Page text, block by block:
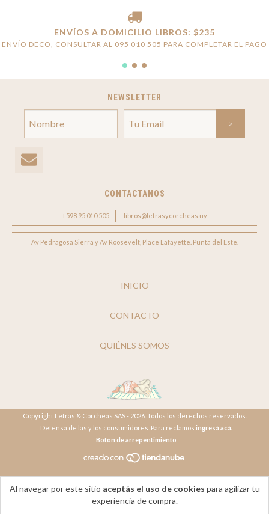
Al navegar por este sitio aceptás el uso de cookies para agilizar tu
experiencia de compra.
ENVÍOS A DOMICILIO LIBROS: $235
ENVÍO DECO, CONSULTAR AL 095 010 505 PARA COMPLETAR EL PAGO
NEWSLETTER
CONTACTANOS
+598 95 010 505 libros@letrasycorcheas.uy
Av Pedragosa Sierra y Av Roosevelt, Place Lafayette. Punta del Este.
INICIO
CONTACTO
QUIÉNES SOMOS
Copyright Letras & Corcheas SAS - 2026. Todos los derechos reservados.
Defensa de las y los consumidores. Para reclamos ingresá acá.
Botón de arrepentimiento